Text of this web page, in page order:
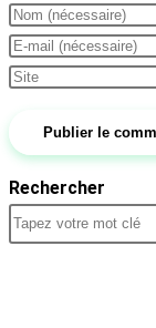
Enter
your
name
username
comment
Enter
your
address
comment
Saisir
de
votre
site
(facultatif)
Rechercher